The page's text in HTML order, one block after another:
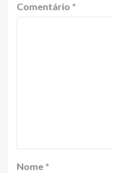
Comentário *
Nome *